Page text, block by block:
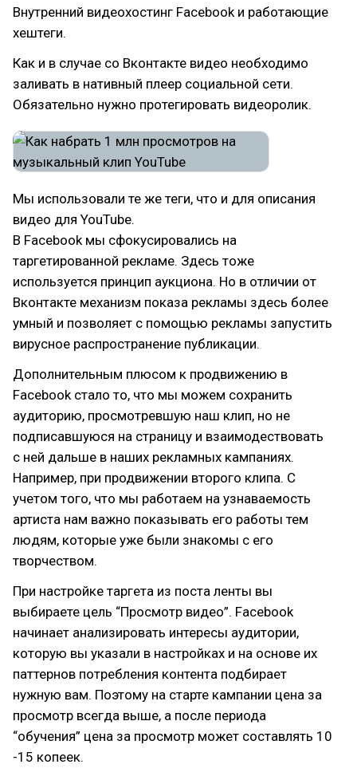
Внутренний видеохостинг Facebook и работающие
хештеги.
Как и в случае со Вконтакте видео необходимо
заливать в нативный плеер социальной сети.
Обязательно нужно протегировать видеоролик.
Мы использовали те же теги, что и для описания
видео для YouTube.
В Facebook мы сфокусировались на
таргетированной рекламе. Здесь тоже
используется принцип аукциона. Но в отличии от
Вконтакте механизм показа рекламы здесь более
умный и позволяет с помощью рекламы запустить
вирусное распространение публикации.
Дополнительным плюсом к продвижению в
Facebook стало то, что мы можем сохранить
аудиторию, просмотревшую наш клип, но не
подписавшуюся на страницу и взаимодествовать
с ней дальше в наших рекламных кампаниях.
Например, при продвижении второго клипа. С
учетом того, что мы работаем на узнаваемость
артиста нам важно показывать его работы тем
людям, которые уже были знакомы с его
творчеством.
При настройке таргета из поста ленты вы
выбираете цель “Просмотр видео”. Facebook
начинает анализировать интересы аудитории,
которую вы указали в настройках и на основе их
паттернов потребления контента подбирает
нужную вам. Поэтому на старте кампании цена за
просмотр всегда выше, а после периода
“обучения” цена за просмотр может составлять 10
-15 копеек.